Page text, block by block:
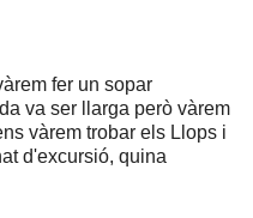
fer un sopar
va ser llarga però vàrem
vàrem trobar els Llops i
d'excursió, quina